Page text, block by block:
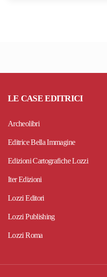
LE CASE EDITRICI
Archeolibri
Editrice Bella Immagine
Edizioni Cartografiche Lozzi
Iter Edizioni
Lozzi Editori
Lozzi Publishing
Lozzi Roma